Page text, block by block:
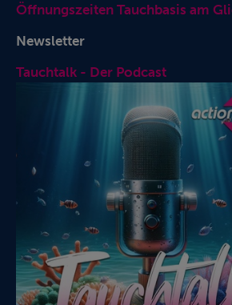
Öffnungszeiten Tauchbasis am
Newsletter
Tauchtalk - Der Podcast